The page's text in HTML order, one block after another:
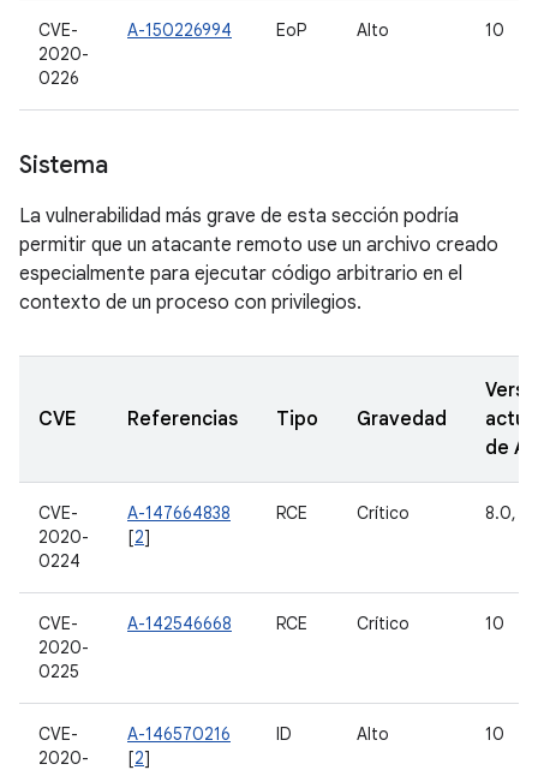
CVE-
2020-
0226
A-150226994 EoP Alto 10
Sistema
La vulnerabilidad más grave de esta sección podría
permitir que un atacante remoto use un archivo creado
especialmente para ejecutar código arbitrario en el
contexto de un proceso con privilegios.
CVE Referencias Tipo Gravedad
de
CVE-
2020-
0224
A-147664838
[2]
RCE Crítico 8.0,
CVE-
2020-
0225
A-142546668 RCE Crítico 10
CVE-
2020-
A-146570216
[2]
ID Alto 10